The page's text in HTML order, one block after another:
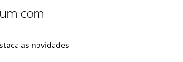
com
as novidades